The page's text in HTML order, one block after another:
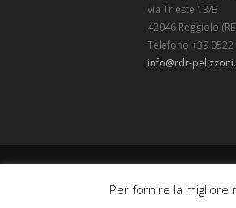
via Trieste 13/B
42046 Reggiolo
Telefono +39 0522
info@rdr-
Partita IVA
Per fornire la migliore